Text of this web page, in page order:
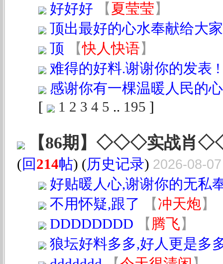
好好好
【夏莹莹】
顶出最好的心水奉献给大家
顶
【快人快语】
难得的好料.谢谢你的发表 !
感谢你有一棵温暖人民的
[
1 2 3 4 5 .. 195 ]
【86期】◇◇◇实战
(回214帖) (历史记录) 2026-08-
好贴暖人心,谢谢你的无私
不用怀疑,跟了
【冲天炮】
DDDDDDDD
【 腾飞】
狼坛好料多多,好人更是多